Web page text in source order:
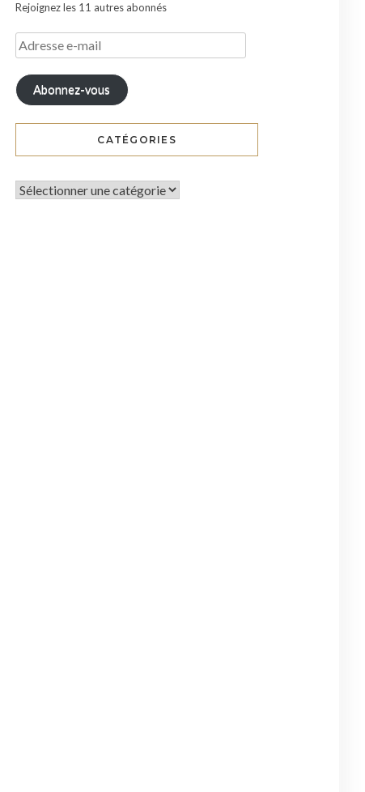
Rejoignez les 11 autres abonnés
Abonnez-vous
CATÉGORIES